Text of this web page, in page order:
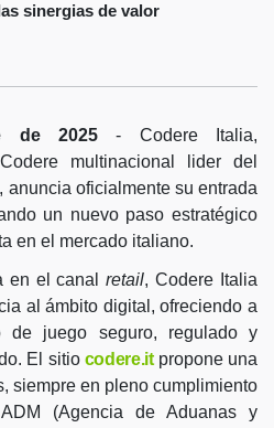
sinergias de valor
de 2025- Codere Italia,
multinacional lider del
anuncia oficialmente su entrada
un nuevo paso estratégico
en el mercado italiano.
en el canalretail, Codere Italia
al ámbito digital, ofreciendo a
de juego seguro, regulado y
El sitio codere.it propone una
siempre en pleno cumplimiento
(Agencia de Aduanas y